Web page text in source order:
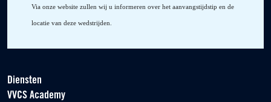
Via onze website zullen wij u informeren over het aanvangstijdstip en de
locatie van deze wedstrijden.
Diensten
VVCS Academy